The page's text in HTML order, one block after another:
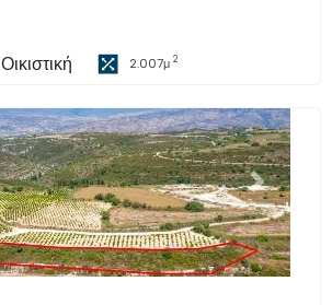
Οικιστική 2.007μ 2
Επόμενο